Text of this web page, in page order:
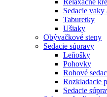
Sedacie
Taburetky
Ušiaky
Obývačkové steny
Sedacie súpravy
Leňošky
Pohovky
Rohové
Rozkladacie
Sedacie